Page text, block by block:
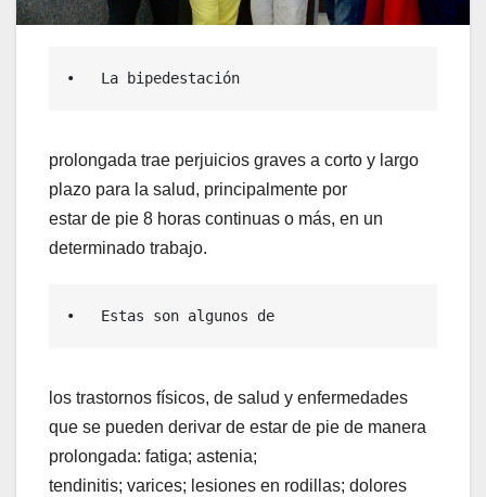
•   La bipedestación
prolongada trae perjuicios graves a corto y largo
plazo para la salud, principalmente por
estar de pie 8 horas continuas o más, en un
determinado trabajo.
•   Estas son algunos de
los trastornos físicos, de salud y enfermedades
que se pueden derivar de estar de pie de manera
prolongada: fatiga; astenia;
tendinitis; varices; lesiones en rodillas; dolores